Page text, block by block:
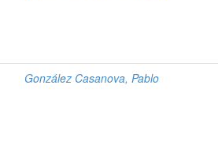
González Casanova, Pablo